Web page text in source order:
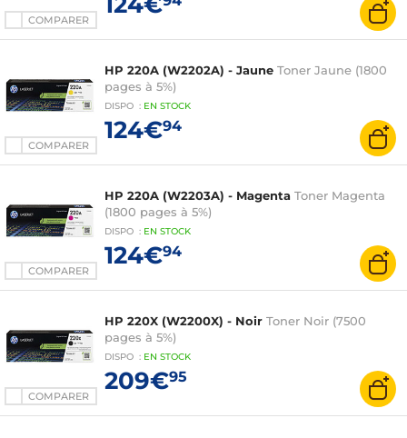
COMPARER
COMPARER
HP 220A (W2202A) - Jaune Toner Jaune (1800
pages à 5%)
DISPO : EN STOCK
124€94
COMPARER
HP 220A (W2203A) - Magenta Toner Magenta
(1800 pages à 5%)
DISPO : EN STOCK
124€94
COMPARER
HP 220X (W2200X) - Noir Toner Noir (7500
pages à 5%)
DISPO : EN STOCK
209€95